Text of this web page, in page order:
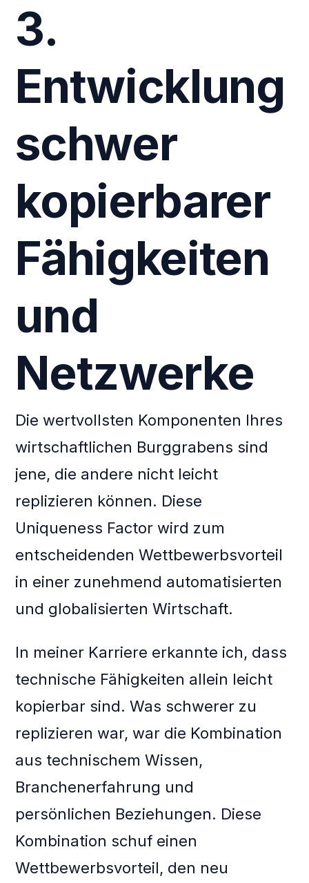
3.
Entwicklung
schwer
kopierbarer
Fähigkeiten
und
Netzwerke
Die wertvollsten Komponenten Ihres
wirtschaftlichen Burggrabens sind
jene, die andere nicht leicht
replizieren können. Diese
Uniqueness Factor wird zum
entscheidenden Wettbewerbsvorteil
in einer zunehmend automatisierten
und globalisierten Wirtschaft.
In meiner Karriere erkannte ich, dass
technische Fähigkeiten allein leicht
kopierbar sind. Was schwerer zu
replizieren war, war die Kombination
aus technischem Wissen,
Branchenerfahrung und
persönlichen Beziehungen. Diese
Kombination schuf einen
Wettbewerbsvorteil, den neu